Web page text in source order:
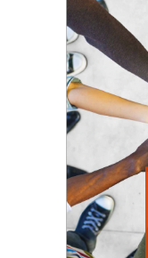
FEUILLETER